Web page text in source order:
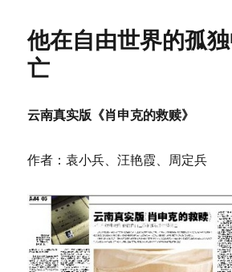
他在自由世界的孤
亡
云南真实版《肖申克的救赎》
作者：袁小兵、汪艳霞、周定兵